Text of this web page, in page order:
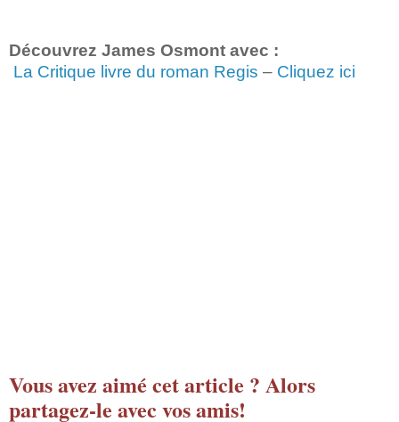
Découvrez James Osmont avec :
La Critique livre du roman Regis – Cliquez ici
Vous avez aimé cet article ? Alors
partagez-le avec vos amis!